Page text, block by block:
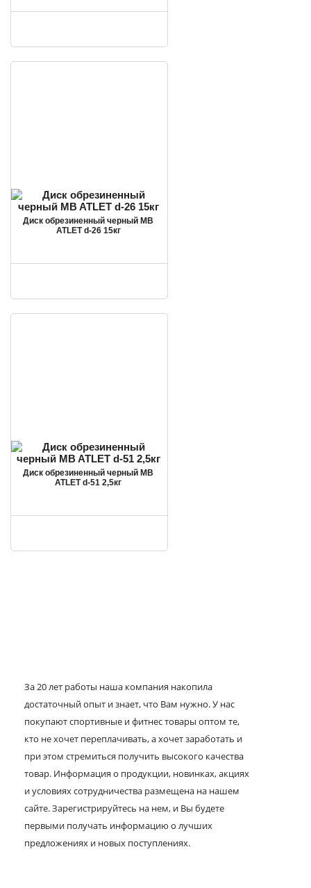
Диск обрезиненный черный MB
ATLET d-26 15кг
Диск обрезиненный черный MB
ATLET d-51 2,5кг
За 20 лет работы наша компания накопила
достаточный опыт и знает, что Вам нужно. У нас
покупают спортивные и фитнес товары оптом те,
кто не хочет переплачивать, а хочет заработать и
при этом стремиться получить высокого качества
товар. Информация о продукции, новинках, акциях
и условиях сотрудничества размещена на нашем
сайте. Зарегистрируйтесь на нем, и Вы будете
первыми получать информацию о лучших
предложениях и новых поступлениях.